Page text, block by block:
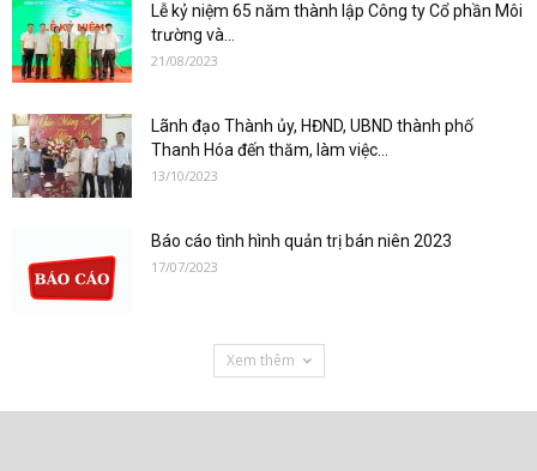
Lễ kỷ niệm 65 năm thành lập Công ty Cổ phần Môi
trường và...
21/08/2023
Lãnh đạo Thành ủy, HĐND, UBND thành phố
Thanh Hóa đến thăm, làm việc...
13/10/2023
Báo cáo tình hình quản trị bán niên 2023
17/07/2023
Xem thêm